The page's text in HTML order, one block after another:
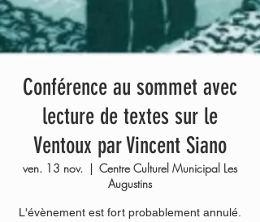
Conférence au sommet avec
lecture de textes sur le
Ventoux par Vincent Siano
ven. 13 nov.
  |
Centre Culturel Municipal Les
Augustins
L'évènement est fort probablement annulé.